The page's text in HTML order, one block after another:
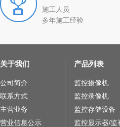
施工人员
多年施工经验
关于我们
公司简介
联系方式
主营业务
营业信息公示
产品列表
监控摄像机
监控录像机
监控存储设备
监控显示器/监